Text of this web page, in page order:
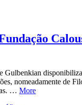
Gulbenkian
nomeadamente de
… More